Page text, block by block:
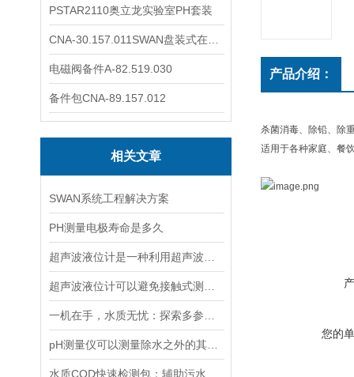
PSTAR2110奥立龙实验室PH套装
电磁阀备件A-82.519.030
备件包CNA-89.157.012
相关文章
SWAN系统工程解决方案
PH测量电极寿命是多久
产品介绍：
杀菌消毒、除铅、除
适用于各种家庭、餐
您的